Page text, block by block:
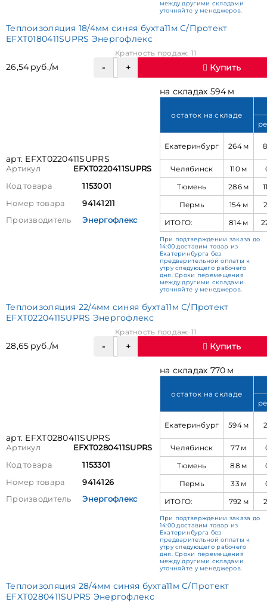
между другими складами
уточняйте у менеджеров.
Теплоизоляция 18/4мм синяя бухта11м С/Протект
EFXT0180411SUPRS Энергофлекс
26,54 руб./м
Кратность продаж: 11
Купить
арт. EFXT0220411SUPRS
Артикул
EFXT0220411SUPRS
Код товара
1153001
Номер товара
94141211
Производитель
Энергофлекс
на складах 594 м
остаток на складе
Екатеринбург 264 м
Челябинск 110 м
Тюмень
286 м
Пермь
154 м
ИТОГО:
814 м
При подтверждении заказа до
14:00 доставим товар из
Екатеринбурга без
предварительной оплаты к
утру следующего рабочего
дня. Сроки перемещения
между другими складами
уточняйте у менеджеров.
Теплоизоляция 22/4мм синяя бухта11м С/Протект
EFXT0220411SUPRS Энергофлекс
28,65 руб./м
Кратность продаж: 11
Купить
арт. EFXT0280411SUPRS
Артикул
EFXT0280411SUPRS
Код товара
1153301
Номер товара
9414126
Производитель
Энергофлекс
на складах 770 м
остаток на складе
Екатеринбург 594 м
Челябинск 77 м
Тюмень
88 м
Пермь
33 м
ИТОГО:
792 м
При подтверждении заказа до
14:00 доставим товар из
Екатеринбурга без
предварительной оплаты к
утру следующего рабочего
дня. Сроки перемещения
между другими складами
уточняйте у менеджеров.
Теплоизоляция 28/4мм синяя бухта11м С/Протект
EFXT0280411SUPRS Энергофлекс